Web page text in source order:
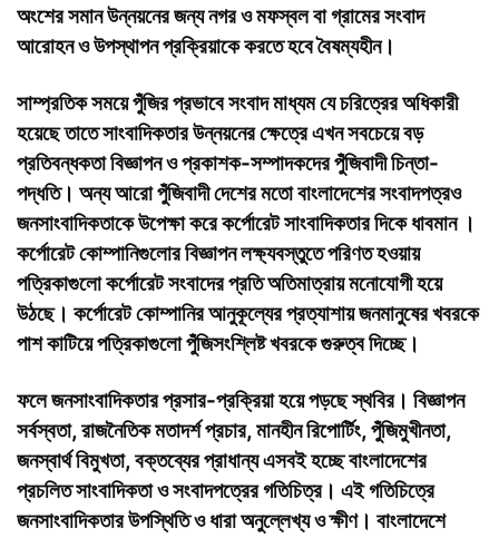
অংশের সমান উন্নয়নের জন্য নগর ও মফস্বল বা গ্রামের সংবাদ
আরোহন ও উপস্থাপন প্রক্রিয়াকে করতে হবে বৈষম্যহীন।
সাম্প্রতিক সময়ে পুঁজির প্রভাবে সংবাদ মাধ্যম যে চরিত্রের অধিকারী
হয়েছে তাতে সাংবাদিকতার উন্নয়নের ক্ষেত্রে এখন সবচেয়ে বড়
প্রতিবন্ধকতা বিজ্ঞাপন ও প্রকাশক-সম্পাদকদের পুঁজিবাদী চিন্তা-
পদ্ধতি। অন্য আরো পুঁজিবাদী দেশের মতো বাংলাদেশের সংবাদপত্রও
জনসাংবাদিকতাকে উপেক্ষা করে কর্পোরেট সাংবাদিকতার দিকে ধাবমান ।
কর্পোরেট কোম্পানিগুলোর বিজ্ঞাপন লক্ষ্যবস্তুতে পরিণত হওয়ায়
পত্রিকাগুলো কর্পোরেট সংবাদের প্রতি অতিমাত্রায় মনোযোগী হয়ে
উঠছে। কর্পোরেট কোম্পানির আনুকূল্যের প্রত্যাশায় জনমানুষের খবরকে
পাশ কাটিয়ে পত্রিকাগুলো পুঁজিসংশ্লিষ্ট খবরকে গুরুত্ব দিচ্ছে।
ফলে জনসাংবাদিকতার প্রসার-প্রক্রিয়া হয়ে পড়ছে স্থবির। বিজ্ঞাপন
সর্বস্বতা, রাজনৈতিক মতাদর্শ প্রচার, মানহীন রিপোর্টিং, পুঁজিমুখীনতা,
জনস্বার্থ বিমুখতা, বক্তব্যের প্রাধান্য এসবই হচ্ছে বাংলাদেশের
প্রচলিত সাংবাদিকতা ও সংবাদপত্রের গতিচিত্র। এই গতিচিত্রে
জনসাংবাদিকতার উপস্থিতি ও ধারা অনুল্লেখ্য ও ক্ষীণ। বাংলাদেশে